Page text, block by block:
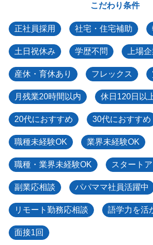
こだわり条件
正社員採用 社宅・住宅補助
土日祝休み 学歴不問 上場
産休・育休あり フレックス
月残業20時間以内 休日120日以
20代におすすめ 30代におすすめ
職種未経験OK 業界未経験OK
職種・業界未経験OK スタート
副業応相談 パパママ社員活躍中
リモート勤務応相談 語学力を活
面接1回